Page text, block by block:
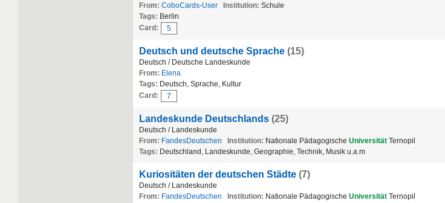
From: CoboCards-User Institution: Schule
Tags: Berlin
Card:
5
Deutsch und deutsche Sprache (15)
Deutsch / Deutsche Landeskunde
From: Elena
Tags: Deutsch, Sprache, Kultur
Card:
7
Landeskunde Deutschlands (25)
Deutsch / Landeskunde
From: FandesDeutschen Institution: Nationale Pädagogische Universität Ternopil
Tags: Deutschland, Landeskunde, Geographie, Technik, Musik u.a.m
Kuriositäten der deutschen Städte (7)
Deutsch / Landeskunde
From: FandesDeutschen Institution: Nationale Pädagogische Universität Ternopil